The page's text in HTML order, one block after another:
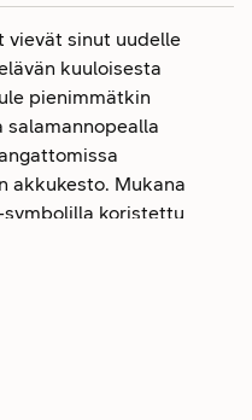
vievät sinut uudelle
kuuloisesta
pienimmätkin
akkukesto. Mukana
symbolilla koristettu
tarvikkeineen.